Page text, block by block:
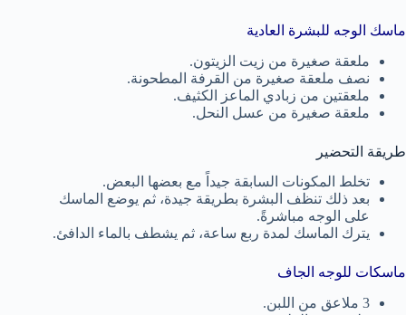
ماسك الوجه للبشرة العادية
ملعقة صغيرة من زيت الزيتون.
نصف ملعقة صغيرة من القرفة المطحونة.
ملعقتين من زبادي الماعز الكثيف.
ملعقة صغيرة من عسل النحل.
طريقة التحضير
تخلط المكونات السابقة جيداً مع بعضها البعض.
بعد ذلك تنظف البشرة بطريقة جيدة، ثم يوضع الماسك
على الوجه مباشرةً.
يترك الماسك لمدة ربع ساعة، ثم يشطف بالماء الدافئ.
ماسكات للوجه الجاف
3 ملاعق من اللبن.